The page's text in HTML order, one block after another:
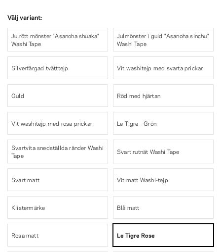
Välj variant:
Julrött mönster "Asanoha shuaka"
Washi Tape
Julmönster i guld "Asanoha sinchu"
Washi Tape
Silverfärgad tvätttejp Vit washitejp med svarta prickar
Guld Röd med hjärtan
Vit washitejp med rosa prickar Le Tigre - Grön
Svartvita snedställda ränder Washi
Tape
Svart rutnät Washi Tape
Svart matt Vit matt Washi-tejp
Klistermärke Blå matt
Rosa matt Le Tigre Rose